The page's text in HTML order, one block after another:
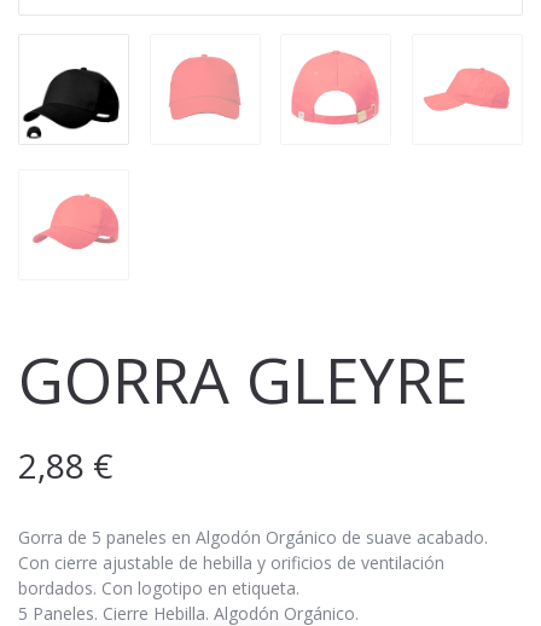
GORRA GLEYRE
2,88 €
Gorra de 5 paneles en Algodón Orgánico de suave acabado.
Con cierre ajustable de hebilla y orificios de ventilación
bordados. Con logotipo en etiqueta.
5 Paneles. Cierre Hebilla. Algodón Orgánico.